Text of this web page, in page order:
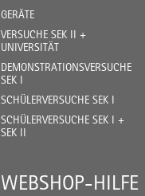
GERÄTE
VERSUCHE SEK II +
UNIVERSITÄT
DEMONSTRATIONSVERSUCHE
SEK I
SCHÜLERVERSUCHE SEK I
SCHÜLERVERSUCHE SEK I +
SEK II
WEBSHOP-HILFE